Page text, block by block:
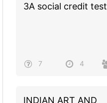
3A social credit test
7 4
INDIAN ART AND